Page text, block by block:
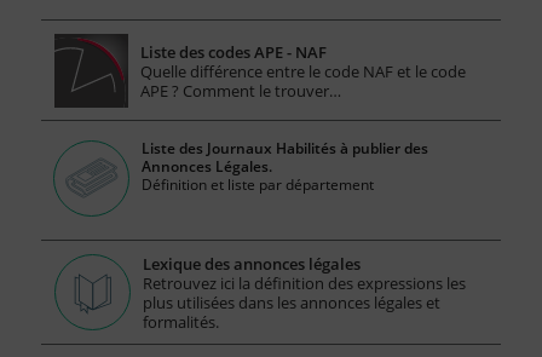
Liste des codes APE - NAF
Quelle différence entre le code NAF et le code
APE ? Comment le trouver…
Liste des Journaux Habilités à publier des
Annonces Légales.
Définition et liste par département
Lexique des annonces légales
Retrouvez ici la définition des expressions les
plus utilisées dans les annonces légales et
formalités.